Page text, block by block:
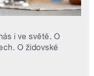
i ve světě. O
O židovské